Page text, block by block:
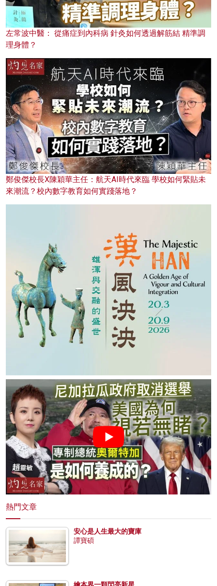
左常波中醫： 從痛症到內科病 針灸如何透過解筋結 精準調
理身體？
鄭俊傑校長X陳穎華主任：航天AI時代來臨 學校如何緊貼未
來潮流？校內數字教育如何實踐落地？
熱門文章
安心是人生最大的寶庫
譚寶碩